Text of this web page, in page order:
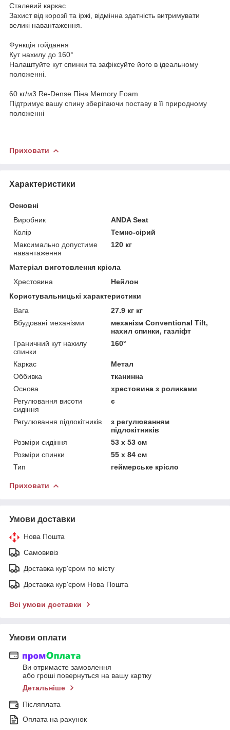
Сталевий каркас
Захист від корозії та іржі, відмінна здатність витримувати
великі навантаження.
Функція гойдання
Кут нахилу до 160°
Налаштуйте кут спинки та зафіксуйте його в ідеальному
положенні.
60 кг/м3 Re-Dense Піна Memory Foam
Підтримує вашу спину зберігаючи поставу в її природному
положенні
Приховати
Характеристики
Основні
Виробник
ANDA Seat
Колір
Темно-сірий
Максимально допустиме
навантаження
120 кг
Матеріал виготовлення крісла
Хрестовина
Нейлон
Користувальницькі характеристики
Вага
27.9 кг кг
Вбудовані механізми
механізм Conventional Tilt,
нахил спинки, газліфт
Граничний кут нахилу
спинки
160°
Каркас
Метал
Оббивка
тканинна
Основа
хрестовина з роликами
Регулювання висоти
сидіння
є
Регулювання підлокітників
з регулюванням
підлокітників
Розміри сидіння
53 х 53 см
Розміри спинки
55 х 84 см
Тип
геймерське крісло
Приховати
Умови доставки
Нова Пошта
Самовивіз
Доставка кур'єром по місту
Доставка кур'єром Нова Пошта
Всі умови доставки
Умови оплати
Ви отримаєте замовлення
або гроші повернуться на вашу картку
Детальніше
Післяплата
Оплата на рахунок